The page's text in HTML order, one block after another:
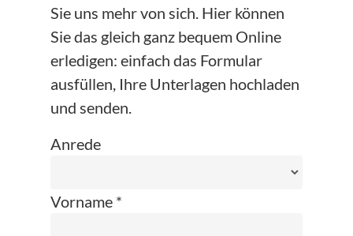
Sie uns mehr von sich. Hier können
Sie das gleich ganz bequem Online
erledigen: einfach das Formular
ausfüllen, Ihre Unterlagen hochladen
und senden.
Anrede
Vorname *